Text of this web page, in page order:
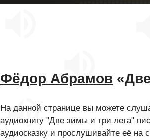
Фёдор Абрамов
На данной странице вы можете
аудиокнигу "Две зимы и три лета"
аудиосказку и прослушивайте её на